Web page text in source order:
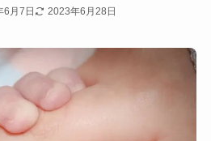
6月7日 2023年6月28日